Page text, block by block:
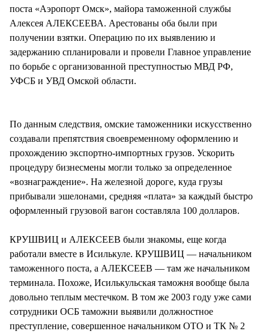
поста «Аэропорт Омск», майора таможенной службы
Алексея АЛЕКСЕЕВА. Арестованы оба были при
получении взятки. Операцию по их выявлению и
задержанию спланировали и провели Главное управление
по борьбе с организованной преступностью МВД РФ,
УФСБ и УВД Омской области.
По данным следствия, омские таможенники искусственно
создавали препятствия своевременному оформлению и
прохождению экспортно-импортных грузов. Ускорить
процедуру бизнесмены могли только за определенное
«вознаграждение». На железной дороге, куда грузы
прибывали эшелонами, средняя «плата» за каждый быстро
оформленный грузовой вагон составляла 100 долларов.
КРУШВИЦ и АЛЕКСЕЕВ были знакомы, еще когда
работали вместе в Исилькуле. КРУШВИЦ — начальником
таможенного поста, а АЛЕКСЕЕВ — там же начальником
терминала. Похоже, Исилькульская таможня вообще была
довольно теплым местечком. В том же 2003 году уже сами
сотрудники ОСБ таможни выявили должностное
преступление, совершенное начальником ОТО и ТК № 2